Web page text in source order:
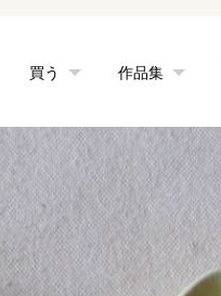
買う 作品集